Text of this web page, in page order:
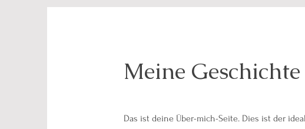
Meine Geschichte
Das ist deine Über-mich-Seite. Dies ist der